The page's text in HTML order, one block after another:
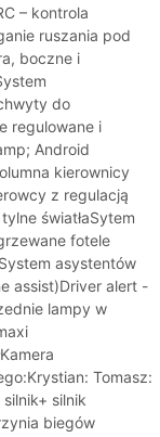
– kontrola
ruszania pod
boczne i
do
regulowane i
Android
kierownicy
z regulacją
światłaSytem
fotele
asystentów
assist)Driver alert -
lampy w
Tomasz:
silnik
biegów